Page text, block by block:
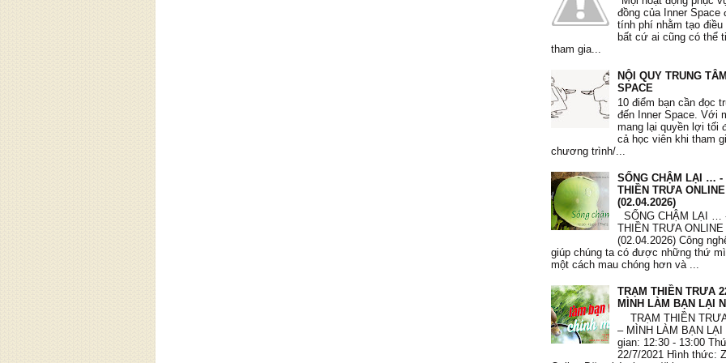
Phi Yến, 36 tuổi
"Tôi học được nhiều phương
nâng cao lòng quí trọng bản
dụng phương pháp 10’ mỗi sáng
Tôi biết đối mặt với những thất bại,
biếm và những thói quen xấu. Tôi
quí mình hơn, quan tâm và dành
chăm sóc bản thân."
Mạnh Hà, 26 tuổi
"Từ khi tham gia khoá học, em
sâu sắc hơn mình đang tự huỷ
thui chột đi những giá trị vốn có
Qua các bài tập, các tấm thẻ giá
thuật toán, trắc nghiệm, em hiểu
thân và thôi không lo lắng về những
đồng của Inner Space
tính phí nhằm tạo điều
bất cứ ai cũng có thể
tham gia...
NỘI QUY TRUNG
SPACE
10 điểm bạn cần đọc
đến Inner Space. Với
mang lại quyền lợi tối
cả học viên khi tham
chương trình/...
SỐNG CHẬM LẠI … -
THIỀN TRƯA ONLINE
(02.04.2026)
SỐNG CHẬM LẠI …
THIỀN TRƯA ONLINE
(02.04.2026) Công
giúp chúng ta có được những thứ
một cách mau chóng hơn và ...
TRẠM THIỀN TRƯA
MÌNH LÀM BẠN LẠI
TRẠM THIỀN TRƯA
– MÌNH LÀM BẠN LẠI
gian: 12:30 - 13:00
22/7/2021 Hình thức: